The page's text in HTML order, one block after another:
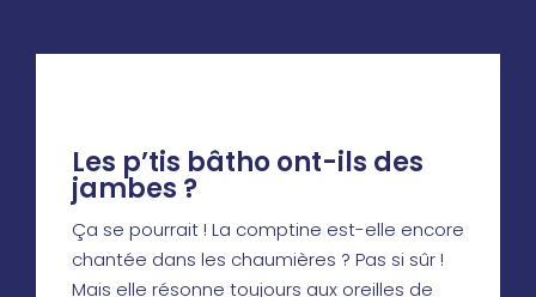
Les p’tis bâtho ont-ils des
jambes ?
Ça se pourrait ! La comptine est-elle encore
chantée dans les chaumières ? Pas si sûr !
Mais elle résonne toujours aux oreilles de